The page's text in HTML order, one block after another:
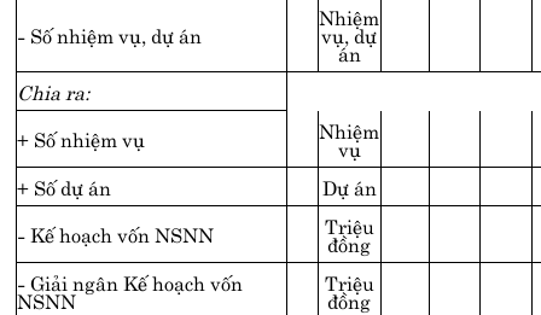
- Số nhiệm vụ, dự án
Nhiệm
vụ, dự
án
Chia ra:
+ Số nhiệm vụ
Nhiệm
vụ
+ Số dự án
Dự án
- Kế hoạch vốn NSNN
Triệu
đồng
- Giải ngân Kế hoạch vốn
NSNN
Triệu
đồng